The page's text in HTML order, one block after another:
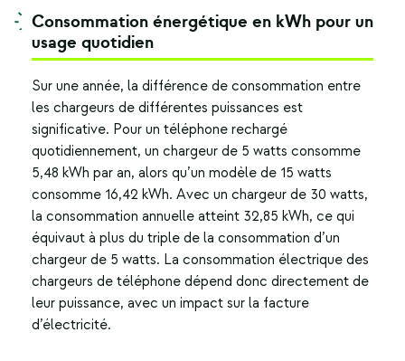
Consommation énergétique en kWh pour un
usage quotidien
Sur une année, la différence de consommation entre
les chargeurs de différentes puissances est
significative. Pour un téléphone rechargé
quotidiennement, un chargeur de 5 watts consomme
5,48 kWh par an, alors qu’un modèle de 15 watts
consomme 16,42 kWh. Avec un chargeur de 30 watts,
la consommation annuelle atteint 32,85 kWh, ce qui
équivaut à plus du triple de la consommation d’un
chargeur de 5 watts. La consommation électrique des
chargeurs de téléphone dépend donc directement de
leur puissance, avec un impact sur la facture
d’électricité.